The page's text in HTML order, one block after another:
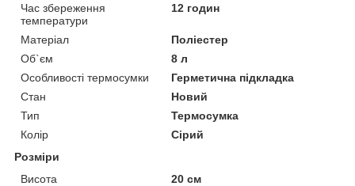
Час збереження
температури
12 годин
Матеріал
Поліестер
Об`єм
8 л
Особливості термосумки
Герметична підкладка
Стан
Новий
Тип
Термосумка
Колір
Сірий
Розміри
Висота
20 см